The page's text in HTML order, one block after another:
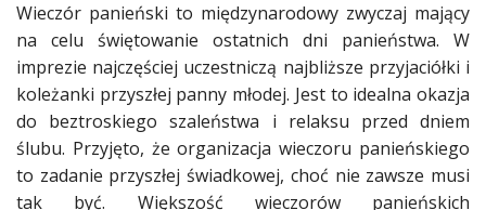
ekspertów
Strefa
Blogerek
Konkursy
Recenzje
Wieczór panieński to międzynarodowy zwyczaj mający
na celu świętowanie ostatnich dni panieństwa. W
imprezie najczęściej uczestniczą najbliższe przyjaciółki i
koleżanki przyszłej panny młodej. Jest to idealna okazja
do beztroskiego szaleństwa i relaksu przed dniem
ślubu. Przyjęto, że organizacja wieczoru panieńskiego
to zadanie przyszłej świadkowej, choć nie zawsze musi
tak być. Większość wieczorów panieńskich